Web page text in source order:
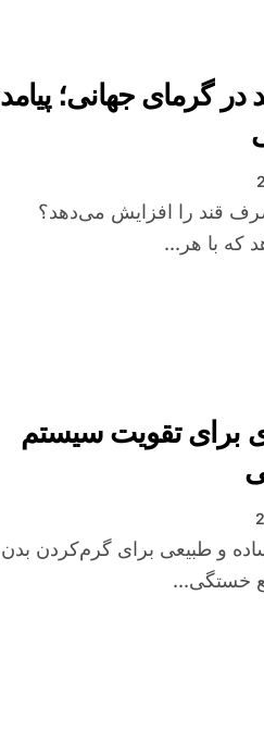
گرمای جهانی؛ پیامد
که با هر...
برای تقویت سیستم
خستگی...